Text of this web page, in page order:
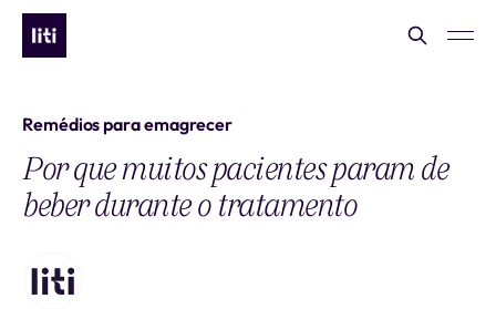
Remédios para emagrecer
Por que muitos pacientes param de
beber durante o tratamento